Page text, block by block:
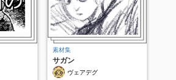
素材集
サガン
ヴェアデグ